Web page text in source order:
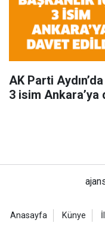
AK Parti Aydın’da flaş
3 isim
Anasayfa Künye